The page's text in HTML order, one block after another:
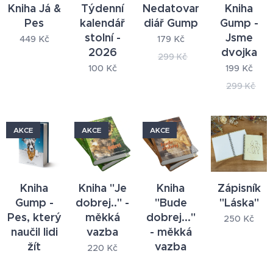
Kniha Já &
Pes
449 Kč
Týdenní
kalendář
stolní -
2026
100 Kč
Nedatovaný
diář Gump
179 Kč
299Kč
Kniha
Gump -
Jsme
dvojka
199 Kč
299Kč
Kniha
Gump -
Pes, který
naučil lidi
žít
AKCE
Kniha "Je
dobrej.." -
měkká
vazba
AKCE
220 Kč
Kniha
"Bude
dobrej..."
- měkká
vazba
AKCE
Zápisník
"Láska"
250 Kč